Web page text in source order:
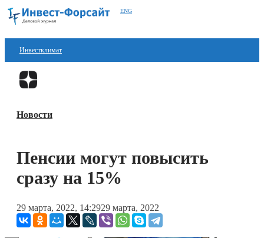
ENG
Инвестклимат
Финансы
Блокчейн
Книги
Новости
Пенсии могут повысить
сразу на 15%
29 марта, 2022, 14:2929 марта, 2022